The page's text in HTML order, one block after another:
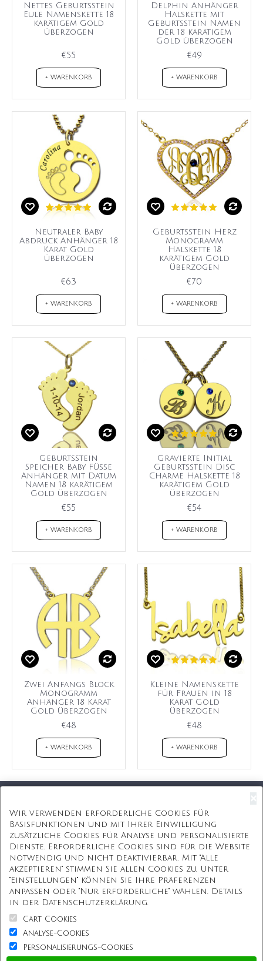
Nettes Geburtsstein
Eule Namenskette 18
karätigem Gold
überzogen
€55
+ WARENKORB
Delphin Anhänger
Halskette mit
Geburtsstein Namen
der 18 karätigem
Gold überzogen
€49
+ WARENKORB
Neutraler Baby
Abdruck Anhänger 18
Karat Gold
überzogen
€63
+ WARENKORB
Geburtsstein Herz
Monogramm
Halskette 18
karätigem Gold
überzogen
€70
+ WARENKORB
Geburtsstein
Speicher Baby Füße
Anhänger mit Datum
Namen 18 karätigem
Gold überzogen
€55
+ WARENKORB
Gravierte Initial
Geburtsstein Disc
Charme Halskette 18
karätigem Gold
überzogen
€54
+ WARENKORB
Zwei Anfangs Block
Monogramm
Anhänger 18 Karat
Gold überzogen
€48
+ WARENKORB
Kleine Namenskette
für Frauen in 18
Karat Gold
überzogen
€48
+ WARENKORB
Kostenlose Geschenkbox
Kostenlose Gravur
Unbegrenzte Redesign
ÜBER UNS
Information
Kundenservice
Wir verwenden erforderliche Cookies für
Basisfunktionen und mit Ihrer Einwilligung
zusätzliche Cookies für Analyse und personalisierte
Dienste. Erforderliche Cookies sind für die Website
notwendig und nicht deaktivierbar. Mit "Alle
akzeptieren" stimmen Sie allen Cookies zu. Unter
"Einstellungen" können Sie Ihre Präferenzen
anpassen oder "Nur erforderliche" wählen. Details
in der Datenschutzerklärung.
Cart Cookies
Analyse-Cookies
Personalisierungs-Cookies